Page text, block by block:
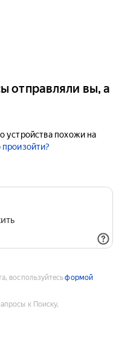
отправляли вы, а
устройства похожи на
воспользуйтесьформой
к Поиску,